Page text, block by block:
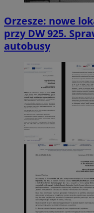
Orzesze: nowe
przy DW 925.
autobusy